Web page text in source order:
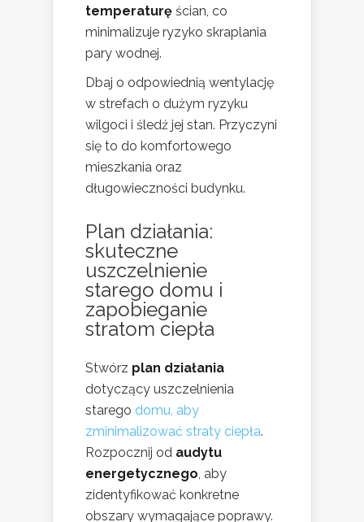
temperaturę ścian, co
minimalizuje ryzyko skraplania
pary wodnej.
Dbaj o odpowiednią wentylację
w strefach o dużym ryzyku
wilgoci i śledź jej stan. Przyczyni
się to do komfortowego
mieszkania oraz
długowieczności budynku.
Plan działania:
skuteczne
uszczelnienie
starego domu i
zapobieganie
stratom ciepła
Stwórz plan działania
dotyczący uszczelnienia
starego domu, aby
zminimalizować straty ciepła.
Rozpocznij od audytu
energetycznego, aby
zidentyfikować konkretne
obszary wymagające poprawy.